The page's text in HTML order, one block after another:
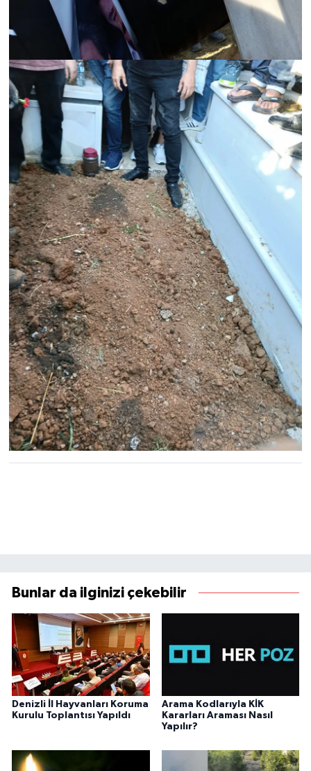
Bunlar da ilginizi çekebilir
Denizli İl Hayvanları Koruma
Kurulu Toplantısı Yapıldı
Arama Kodlarıyla KİK
Kararları Araması Nasıl
Yapılır?